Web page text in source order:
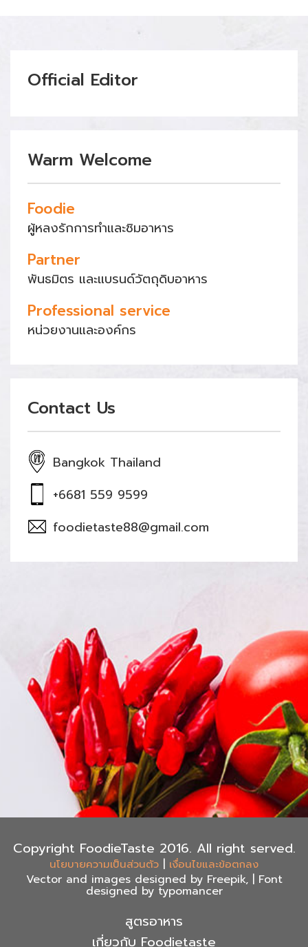
Official Editor
Warm Welcome
Foodie
ผู้หลงรักการทำและชิมอาหาร
Partner
พันธมิตร และแบรนด์วัตถุดิบอาหาร
Professional service
หน่วยงานและองค์กร
Contact Us
Bangkok Thailand
+6681 559 9599
foodietaste88@gmail.com
Copyright FoodieTaste 2016. All right served.
นโยบายความเป็นส่วนตัว | เงื่อนไขและข้อตกลง
Vector and images designed by Freepik, | Font
designed by typomancer
สูตรอาหาร
เกี่ยวกับ Foodietaste